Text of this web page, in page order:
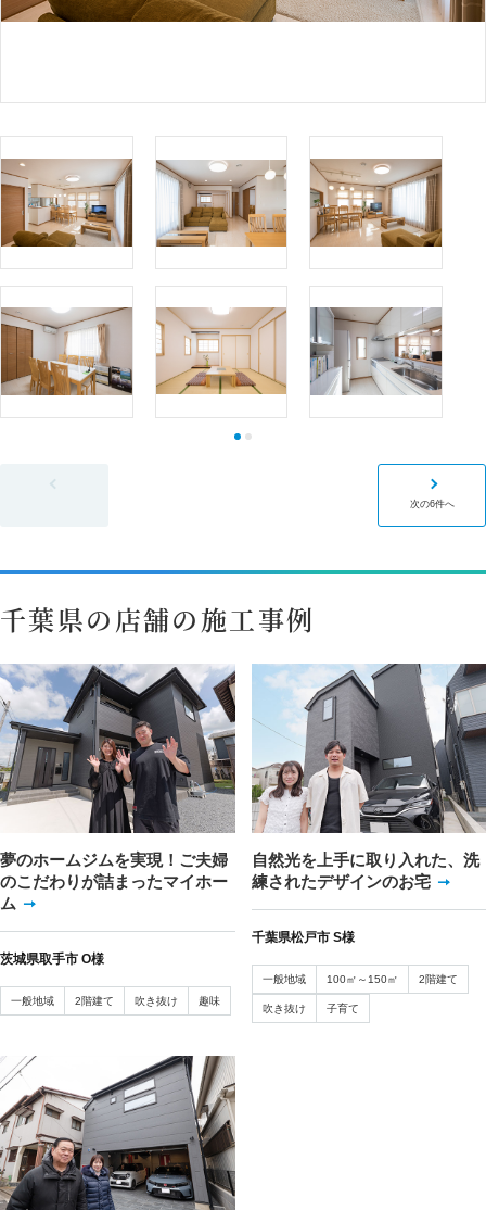
次の6件へ
千葉県の店舗の施工事例
夢のホームジムを実現！ご夫婦
のこだわりが詰まったマイホー
ム
茨城県取手市 O様
一般地域 2階建て 吹き抜け 趣味
自然光を上手に取り入れた、洗
練されたデザインのお宅
千葉県松戸市 S様
一般地域 100㎡～150㎡ 2階建て
吹き抜け 子育て